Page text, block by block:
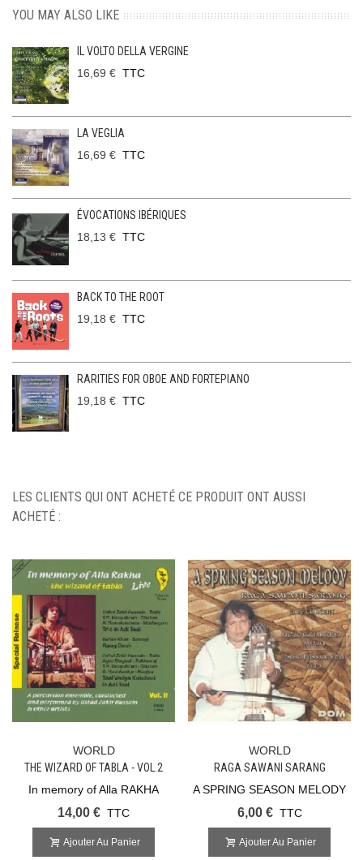
YOU MAY ALSO LIKE
IL VOLTO DELLA VERGINE
16,69 € TTC
LA VEGLIA
16,69 € TTC
ÉVOCATIONS IBÉRIQUES
18,13 € TTC
BACK TO THE ROOT
19,18 € TTC
RARITIES FOR OBOE AND FORTEPIANO
19,18 € TTC
LES CLIENTS QUI ONT ACHETÉ CE PRODUIT ONT AUSSI
ACHETÉ :
WORLD
THE WIZARD OF TABLA - VOL.2
In memory of Alla RAKHA
14,00 € TTC
Ajouter Au Panier
WORLD
RAGA SAWANI SARANG
A SPRING SEASON MELODY
6,00 € TTC
Ajouter Au Panier